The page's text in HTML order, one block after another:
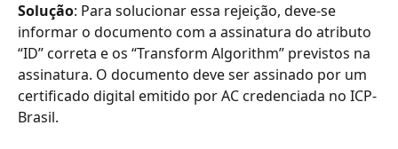
Solução: Para solucionar essa rejeição, deve-se
informar o documento com a assinatura do atributo
“ID” correta e os “Transform Algorithm” previstos na
assinatura. O documento deve ser assinado por um
certificado digital emitido por AC credenciada no ICP-
Brasil.